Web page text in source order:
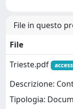
File in questo
File
Trieste.pdf
Descrizione:
Tipologia: